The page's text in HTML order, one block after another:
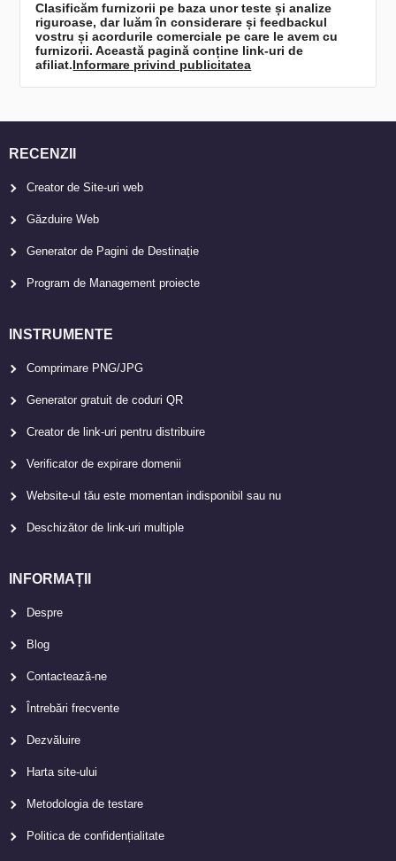
Clasificăm furnizorii pe baza unor teste și analize
riguroase, dar luăm în considerare și feedbackul
vostru și acordurile comerciale pe care le avem cu
furnizorii. Această pagină conține link-uri de
afiliat.Informare privind publicitatea
RECENZII
Creator de Site-uri web
Găzduire Web
Generator de Pagini de Destinație
Program de Management proiecte
INSTRUMENTE
Comprimare PNG/JPG
Generator gratuit de coduri QR
Creator de link-uri pentru distribuire
Verificator de expirare domenii
Website-ul tău este momentan indisponibil sau nu
Deschizător de link-uri multiple
INFORMAȚII
Despre
Blog
Contactează-ne
Întrebări frecvente
Dezvăluire
Harta site-ului
Metodologia de testare
Politica de confidențialitate